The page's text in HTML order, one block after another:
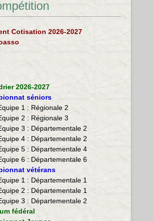
Cotisation 2026-2027
2026-2027
séniors
1 : Régionale 2
2 : Régionale 3
3 : Départementale 2
4 : Départementale 2
5 : Départementale 4
6 : Départementale 6
vétérans
1 : Départementale 1
2 : Départementale 1
3 : Départementale 2
fédéral